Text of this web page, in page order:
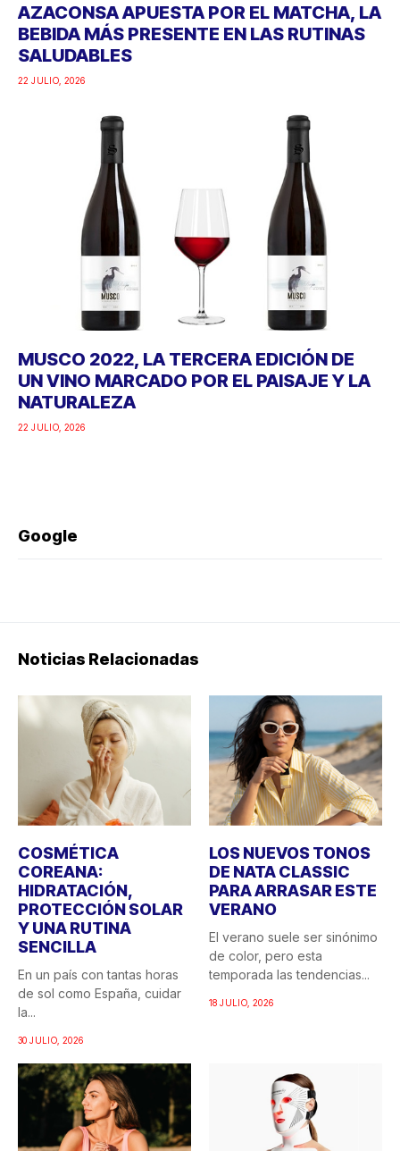
AZACONSA APUESTA POR EL MATCHA, LA
BEBIDA MÁS PRESENTE EN LAS RUTINAS
SALUDABLES
22 JULIO, 2026
MUSCO 2022, LA TERCERA EDICIÓN DE
UN VINO MARCADO POR EL PAISAJE Y LA
NATURALEZA
22 JULIO, 2026
Google
Noticias Relacionadas
COSMÉTICA
COREANA:
HIDRATACIÓN,
PROTECCIÓN SOLAR
Y UNA RUTINA
SENCILLA
En un país con tantas horas
de sol como España, cuidar
la...
30 JULIO, 2026
LOS NUEVOS TONOS
DE NATA CLASSIC
PARA ARRASAR ESTE
VERANO
El verano suele ser sinónimo
de color, pero esta
temporada las tendencias...
18 JULIO, 2026